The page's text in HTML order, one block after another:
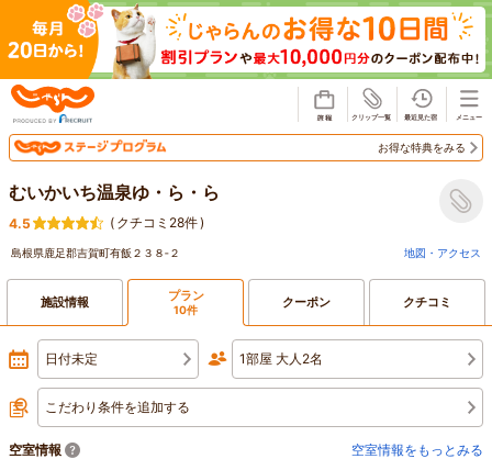
お得な特典をみる
むいかいち温泉ゆ・ら・ら
4.5 ( クチコミ28件)
島根県鹿足郡吉賀町有飯２３８‐２ 地図・アクセス
施設情報 プラン
10件 クーポン クチコミ
日付未定 1部屋 大人2名
こだわり条件を追加する
空室情報 空室情報をもっとみる